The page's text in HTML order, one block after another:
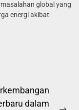
global yang
energi akibat
dalam